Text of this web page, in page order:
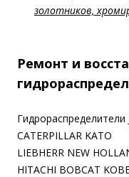
золотников,
Ремонт и
Гидрораспределители
CATERPILLAR KATO
LIEBHERR NEW
HITACHI BOBCAT